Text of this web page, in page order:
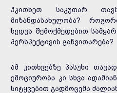
ჰკითხეთ საკუთარ
მიზანდასახულობა?
ხედვა შემოქმედებით
პერსპექტივის განვითარება?
ამ კითხვებზე პასუხი
ემოციურობა კი სხვა
სიტყვებით გადმოცემა